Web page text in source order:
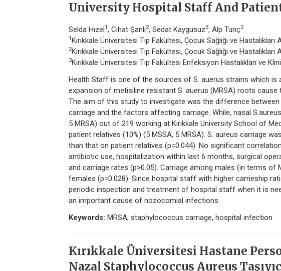
University Hospital Staff And
Selda Hızel1 , Cihat Şanlı2, Sedat Kaygusuz3, Alp Tunç2
1 Kırıkkale Üniversitesi Tıp Fakültesi, Çocuk Sağlığı ve Hastalıkları
2Kırıkkale Üniversitesi Tıp Fakültesi, Çocuk Sağlığı ve Hastalıkları
3Kırıkkale Üniversitesi Tıp Fakültesi Enfeksiyon Hastalıkları ve
Health Staff is one of the sources of S. auerus strains which
expansion of metisiline resistant S. auerus (MRSA) roots
The aim of this study to investigate was the difference
carriage and the factors affecting carriage. While, nasal
5 MRSA) out of 219 working at Kırıkkale University School of
patient relatives (10%) (5 MSSA, 5 MRSA). S. aureus carriage
than that on patient relatives (p=0.044). No significant
antibiotic use, hospitalization within last 6 months, surgical
and carriage rates (p>0.05). Carriage among males (in terms
females (p=0.028). Since hospital staff with higher carrieship
periodic inspection and treatment of hospital staff when it is
an important cause of nozocomial infections.
Keywords: MRSA, staphylococcus carriage, hospital infection
Kırıkkale Üniversitesi Hastane
Nazal Staphylococcus Aureus